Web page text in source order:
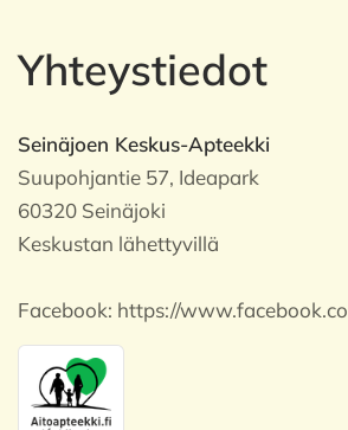
Yhteystiedot
Seinäjoen Keskus-Apteekki
Suupohjantie 57, Ideapark
60320 Seinäjoki
Keskustan lähettyvillä
Facebook: https://